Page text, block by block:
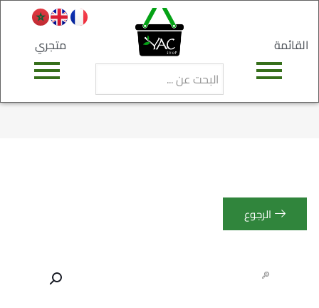
القائمة متجري
الرجوع